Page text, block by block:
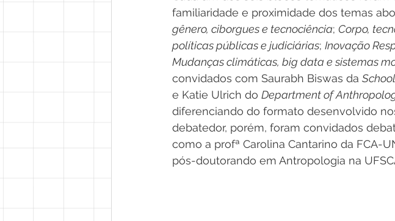
familiaridade e proximidade dos temas
gênero, ciborgues e tecnociência; Corpo,
políticas públicas e judiciárias; Inovação
Mudanças climáticas, big data e sistemas
convidados com Saurabh Biswas da
e Katie Ulrich do Department of
diferenciando do formato desenvolvido
debatedor, porém, foram convidados
como a profª Carolina Cantarino da FCA-
pós-doutorando em Antropologia na